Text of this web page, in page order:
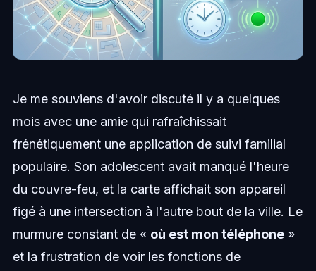
Je me souviens d'avoir discuté il y a quelques
mois avec une amie qui rafraîchissait
frénétiquement une application de suivi familial
populaire. Son adolescent avait manqué l'heure
du couvre-feu, et la carte affichait son appareil
figé à une intersection à l'autre bout de la ville. Le
murmure constant de « où est mon téléphone»
et la frustration de voir les fonctions de